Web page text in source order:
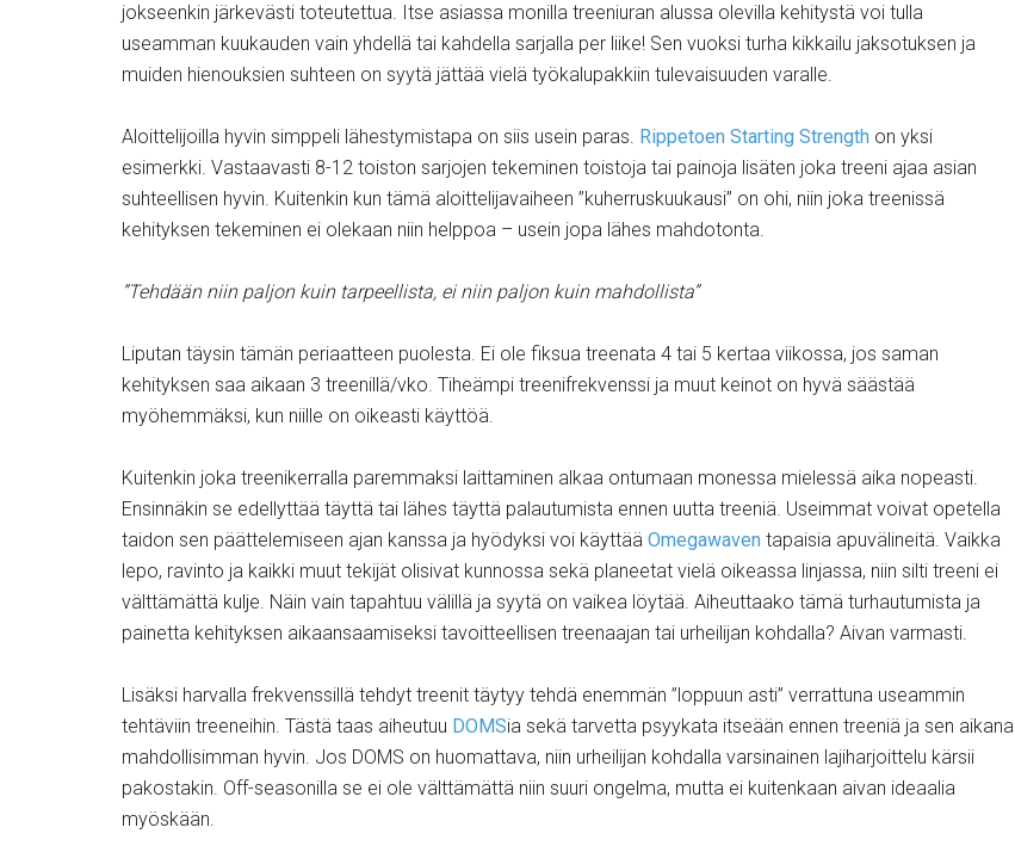
jokseenkin järkevästi toteutettua. Itse asiassa monilla treeniuran alussa olevilla kehitystä voi tulla
useamman kuukauden vain yhdellä tai kahdella sarjalla per liike! Sen vuoksi turha kikkailu jaksotuksen ja
muiden hienouksien suhteen on syytä jättää vielä työkalupakkiin tulevaisuuden varalle.
Aloittelijoilla hyvin simppeli lähestymistapa on siis usein paras. Rippetoen Starting Strength on yksi
esimerkki. Vastaavasti 8-12 toiston sarjojen tekeminen toistoja tai painoja lisäten joka treeni ajaa asian
suhteellisen hyvin. Kuitenkin kun tämä aloittelijavaiheen ”kuherruskuukausi” on ohi, niin joka treenissä
kehityksen tekeminen ei olekaan niin helppoa – usein jopa lähes mahdotonta.
”Tehdään niin paljon kuin tarpeellista, ei niin paljon kuin mahdollista”
Liputan täysin tämän periaatteen puolesta. Ei ole fiksua treenata 4 tai 5 kertaa viikossa, jos saman
kehityksen saa aikaan 3 treenillä/vko. Tiheämpi treenifrekvenssi ja muut keinot on hyvä säästää
myöhemmäksi, kun niille on oikeasti käyttöä.
Kuitenkin joka treenikerralla paremmaksi laittaminen alkaa ontumaan monessa mielessä aika nopeasti.
Ensinnäkin se edellyttää täyttä tai lähes täyttä palautumista ennen uutta treeniä. Useimmat voivat opetella
taidon sen päättelemiseen ajan kanssa ja hyödyksi voi käyttää Omegawaven tapaisia apuvälineitä. Vaikka
lepo, ravinto ja kaikki muut tekijät olisivat kunnossa sekä planeetat vielä oikeassa linjassa, niin silti treeni ei
välttämättä kulje. Näin vain tapahtuu välillä ja syytä on vaikea löytää. Aiheuttaako tämä turhautumista ja
painetta kehityksen aikaansaamiseksi tavoitteellisen treenaajan tai urheilijan kohdalla? Aivan varmasti.
Lisäksi harvalla frekvenssillä tehdyt treenit täytyy tehdä enemmän ”loppuun asti” verrattuna useammin
tehtäviin treeneihin. Tästä taas aiheutuu DOMSia sekä tarvetta psyykata itseään ennen treeniä ja sen aikana
mahdollisimman hyvin. Jos DOMS on huomattava, niin urheilijan kohdalla varsinainen lajiharjoittelu kärsii
pakostakin. Off-seasonilla se ei ole välttämättä niin suuri ongelma, mutta ei kuitenkaan aivan ideaalia
myöskään.